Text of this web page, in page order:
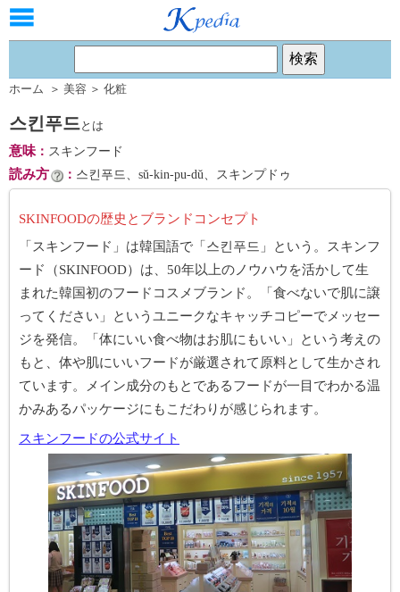
ホーム ＞ 美容 ＞ 化粧
스킨푸드とは
意味： スキンフード
読み方 ： 스킨푸드、sŭ-kin-pu-dŭ、スキンプドゥ
SKINFOODの歴史とブランドコンセプト
「スキンフード」は韓国語で「스킨푸드」という。スキンフ
ード（SKINFOOD）は、50年以上のノウハウを活かして生
まれた韓国初のフードコスメブランド。「食べないで肌に譲
ってください」というユニークなキャッチコピーでメッセー
ジを発信。「体にいい食べ物はお肌にもいい」という考えの
もと、体や肌にいいフードが厳選されて原料として生かされ
ています。メイン成分のもとであるフードが一目でわかる温
かみあるパッケージにもこだわりが感じられます。
スキンフードの公式サイト